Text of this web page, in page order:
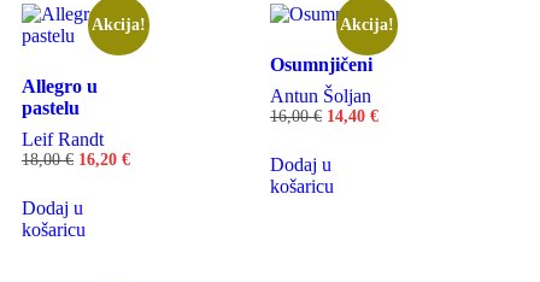
Akcija!
Allegro u
pastelu
Leif Randt
18,00€ 16,20 €
Dodaj u
košaricu
Akcija!
Osumnjičeni
Antun Šoljan
16,00€ 14,40 €
Dodaj u
košaricu